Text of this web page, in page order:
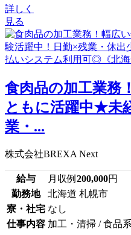
詳しく
見る
食肉品の加工業務
ともに活躍中★未
業・...
株式会社BREXA Next
給与 月収例 200,000円
勤務地
北海道 札幌市
寮・社宅 なし
仕事内容 加工・清掃 / 食品